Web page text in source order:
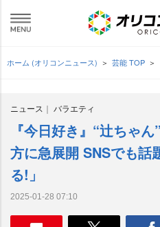
ホーム (オリコンニュース) 芸能 TOP
ニュース バラエティ
『今日好き』“辻ちゃ
方に急展開 SNSでも話
る!」
2025-01-28 07:10